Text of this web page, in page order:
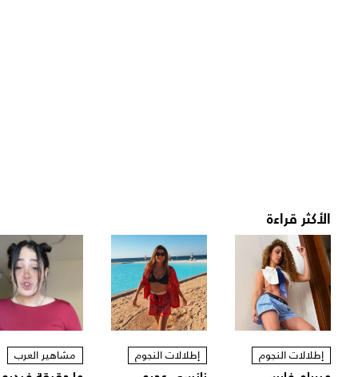
الأكثر قراءة
إطلالات النجوم إطلالات النجوم مشاهير العرب